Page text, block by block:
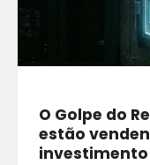
O Golpe do
estão